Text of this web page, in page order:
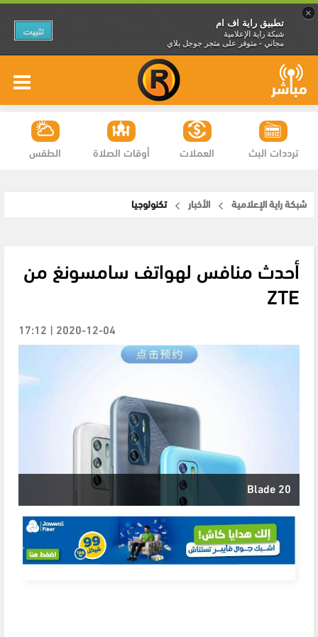
×
تطبيق راية اف ام
شبكة راية الإعلامية
مجاني - متوفر على متجر جوجل بلاي
تثبيت
الطقس أوقات الصلاة العملات ترددات البث
شبكة راية الإعلامية الأخبار تكنولوجيا
أحدث منافس لهواتف سامسونغ من
ZTE
2020-12-04 | 17:12
Blade 20